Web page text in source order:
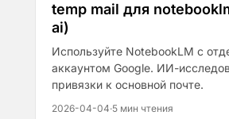
temp mail для
ai)
Используйте NotebookLM с
аккаунтом Google. ИИ-
привязки к основной почте.
2026-04-04·5 мин чтения